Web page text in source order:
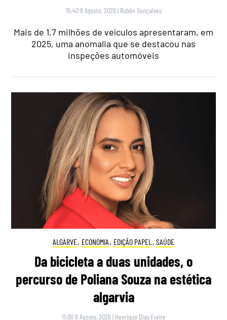
15:40 9 Agosto, 2026 | Rubén Gonçalves
Mais de 1,7 milhões de veículos apresentaram, em
2025, uma anomalia que se destacou nas
inspeções automóveis
ALGARVE, ECONOMIA , EDIÇÃO PAPEL , SAÚDE
Da bicicleta a duas unidades, o
percurso de Poliana Souza na estética
algarvia
11:00 9 Agosto, 2026 | Henrique Dias Freire